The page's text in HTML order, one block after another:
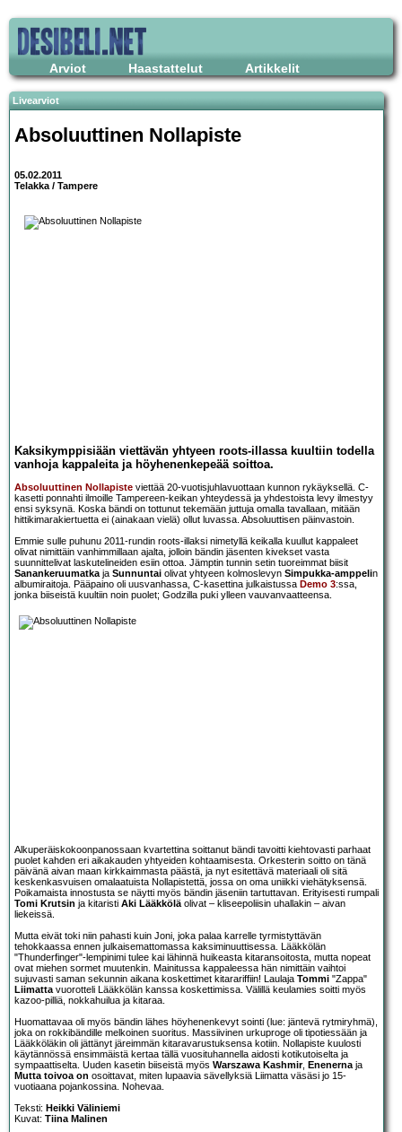
Arviot Haastattelut Artikkelit
Livearviot
Absoluuttinen Nollapiste
05.02.2011
Telakka / Tampere
Kaksikymppisiään viettävän yhtyeen roots-illassa kuultiin todella
vanhoja kappaleita ja höyhenenkepeää soittoa.
Absoluuttinen Nollapiste viettää 20-vuotisjuhlavuottaan kunnon rykäyksellä. C-
kasetti ponnahti ilmoille Tampereen-keikan yhteydessä ja yhdestoista levy ilmestyy
ensi syksynä. Koska bändi on tottunut tekemään juttuja omalla tavallaan, mitään
hittikimarakiertuetta ei (ainakaan vielä) ollut luvassa. Absoluuttisen päinvastoin.
Emmie sulle puhunu 2011-rundin roots-illaksi nimetyllä keikalla kuullut kappaleet
olivat nimittäin vanhimmillaan ajalta, jolloin bändin jäsenten kivekset vasta
suunnittelivat laskutelineiden esiin ottoa. Jämptin tunnin setin tuoreimmat biisit
Sanankeruumatkaja Sunnuntai olivat yhtyeen kolmoslevyn Simpukka-amppelin
albumiraitoja. Pääpaino oli uusvanhassa, C-kasettina julkaistussa Demo 3:ssa,
jonka biiseistä kuultiin noin puolet; Godzilla puki ylleen vauvanvaatteensa.
Alkuperäiskokoonpanossaan kvartettina soittanut bändi tavoitti kiehtovasti parhaat
puolet kahden eri aikakauden yhtyeiden kohtaamisesta. Orkesterin soitto on tänä
päivänä aivan maan kirkkaimmasta päästä, ja nyt esitettävä materiaali oli sitä
keskenkasvuisen omalaatuista Nollapistettä, jossa on oma uniikki viehätyksensä.
Poikamaista innostusta se näytti myös bändin jäseniin tartuttavan. Erityisesti rumpali
Tomi Krutsin ja kitaristi Aki Lääkköläolivat – kliseepoliisin uhallakin – aivan
liekeissä.
Mutta eivät toki niin pahasti kuin Joni, joka palaa karrelle tyrmistyttävän
tehokkaassa ennen julkaisemattomassa kaksiminuuttisessa. Lääkkölän
"Thunderfinger"-lempinimi tulee kai lähinnä huikeasta kitaransoitosta, mutta nopeat
ovat miehen sormet muutenkin. Mainitussa kappaleessa hän nimittäin vaihtoi
sujuvasti saman sekunnin aikana koskettimet kitarariffiin! Laulaja Tommi "Zappa"
Liimattavuorotteli Lääkkölän kanssa koskettimissa. Välillä keulamies soitti myös
kazoo-pilliä, nokkahuilua ja kitaraa.
Huomattavaa oli myös bändin lähes höyhenenkevyt sointi (lue: jäntevä rytmiryhmä),
joka on rokkibändille melkoinen suoritus. Massiivinen urkuproge oli tipotiessään ja
Lääkköläkin oli jättänyt järeimmän kitaravarustuksensa kotiin. Nollapiste kuulosti
käytännössä ensimmäistä kertaa tällä vuosituhannella aidosti kotikutoiselta ja
sympaattiselta. Uuden kasetin biiseistä myös Warszawa Kashmir, Enenernaja
Mutta toivoa on osoittavat, miten lupaavia sävellyksiä Liimatta väsäsi jo 15-
vuotiaana pojankossina. Nohevaa.
Teksti: Heikki Väliniemi
Kuvat: Tiina Malinen